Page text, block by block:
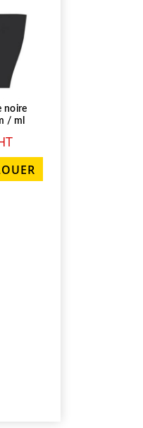
noire
/ ml